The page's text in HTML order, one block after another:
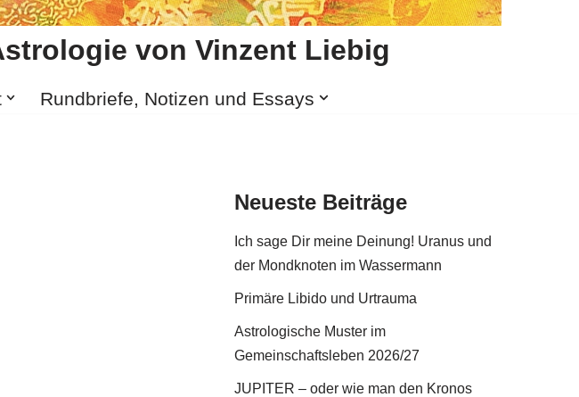
von Vinzent Liebig
Rundbriefe, Notizen und Essays
Neueste Beiträge
Ich sage Dir meine Deinung! Uranus und
der Mondknoten im Wassermann
Primäre Libido und Urtrauma
Astrologische Muster im
Gemeinschaftsleben 2026/27
JUPITER – oder wie man den Kronos